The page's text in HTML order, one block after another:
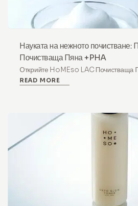
Науката на нежното почистване:
Почистваща Пяна +PHA
Открийте HoMEso LAC Почистваща
Хидратиращ, с балансиран pH
READ MORE